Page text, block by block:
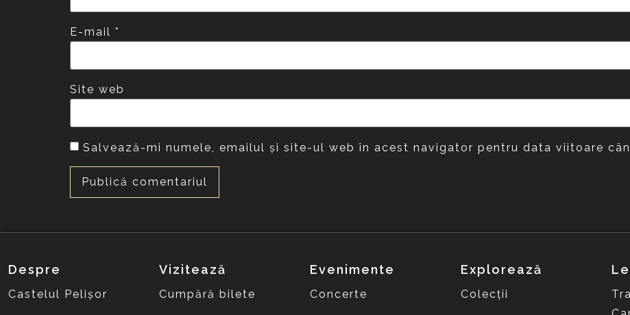
E-mail *
Site web
Salvează-mi numele, emailul și site-ul web în acest navigator pentru data viitoare
Despre
Castelul Pelișor
Vizitează
Cumpără bilete
Evenimente
Concerte
Explorează
Colecții